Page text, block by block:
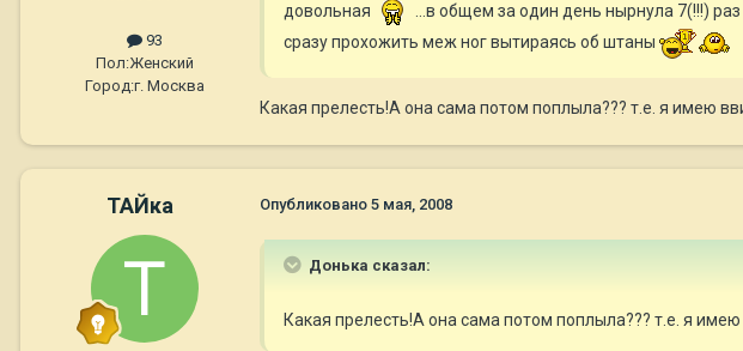
93
Пол:Женский
Город:г. Москва
довольная
...в общем за один день нырнула 7(!!!) раз
сразу прохожить меж ног вытираясь об штаны
Какая прелесть!А она сама потом поплыла??? т.е. я имею
ТАЙка Опубликовано 5 мая, 2008
Донька сказал:
Какая прелесть!А она сама потом поплыла??? т.е. я